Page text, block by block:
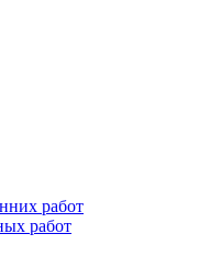
работ
работ